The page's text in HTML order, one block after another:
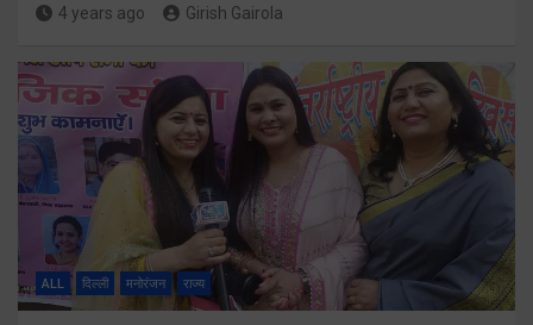
4 years ago Girish Gairola
ALL दिल्ली मनोरंजन राज्य